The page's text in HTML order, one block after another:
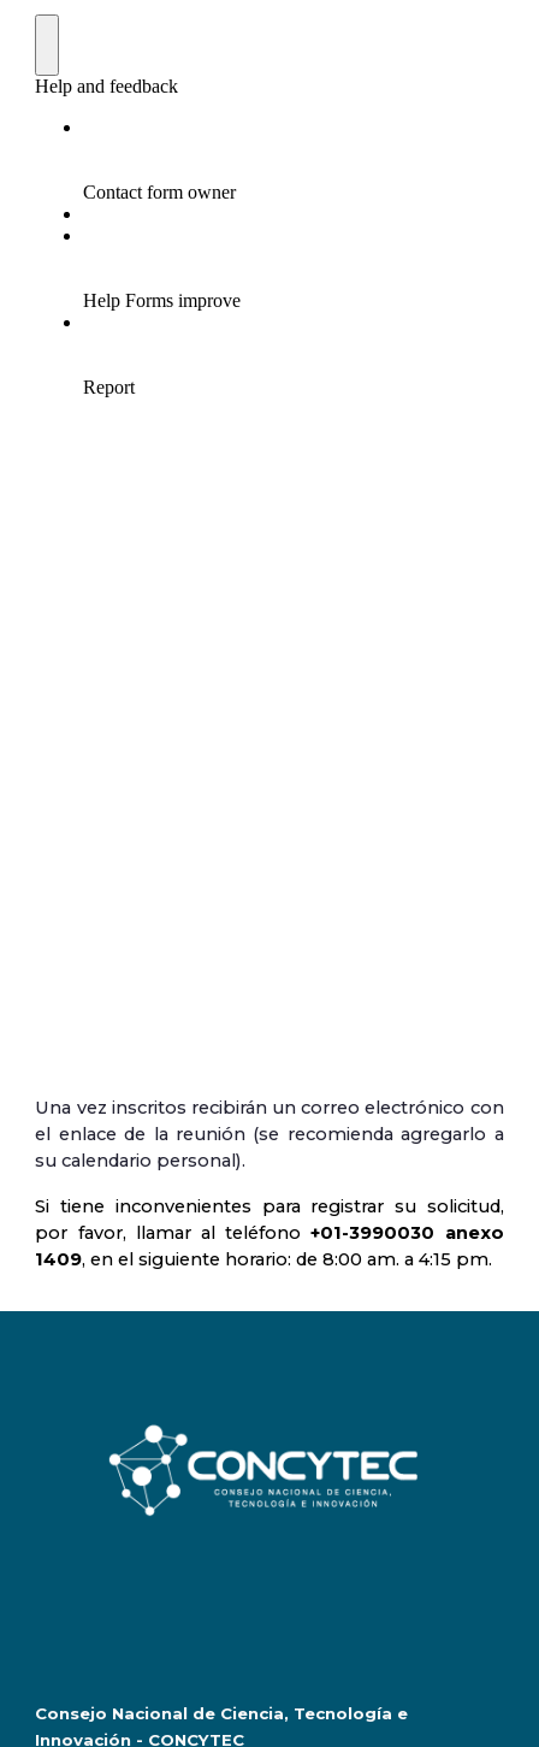
Una vez inscritos recibirán un correo electrónico con
el enlace de la reunión (se recomienda agregarlo a
su calendario personal).
Si tiene inconvenientes para registrar su solicitud,
por favor, llamar al teléfono+01-3990030 anexo
1409, en el siguiente horario: de 8:00 am. a 4:15 pm.
Consejo Nacional de Ciencia, Tecnología e
Innovación - CONCYTEC